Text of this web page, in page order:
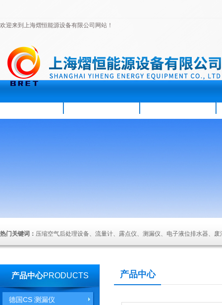
欢迎来到上海熠恒能源设备有限公司网站！
热门关键词： 压缩空气后处理设备、流量计、露点仪、测漏仪、电子液位排水器、
产品中心PRODUCTS
德国CS 测漏仪
产品中心